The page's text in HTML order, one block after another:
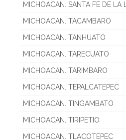
MICHOACAN. SANTA FE DE LA
MICHOACAN. TACAMBARO
MICHOACAN. TANHUATO
MICHOACAN. TARECUATO
MICHOACAN. TARIMBARO
MICHOACAN. TEPALCATEPEC
MICHOACAN. TINGAMBATO
MICHOACAN. TIRIPETIO
MICHOACAN. TLACOTEPEC